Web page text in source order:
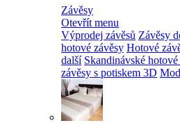
Závěsy
Otevřít menu
Výprodej závěsů Závěsy
hotové závěsy Hotové
další Skandinávské
závěsy s potiskem 3D